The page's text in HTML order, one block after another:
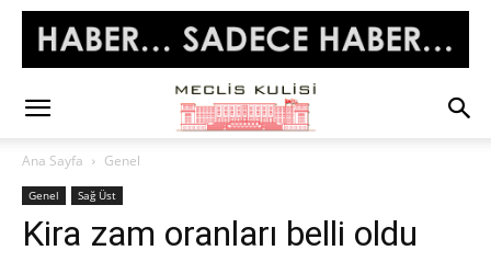
Ana Sayfa Genel
Genel Sağ Üst
Kira zam oranları belli oldu